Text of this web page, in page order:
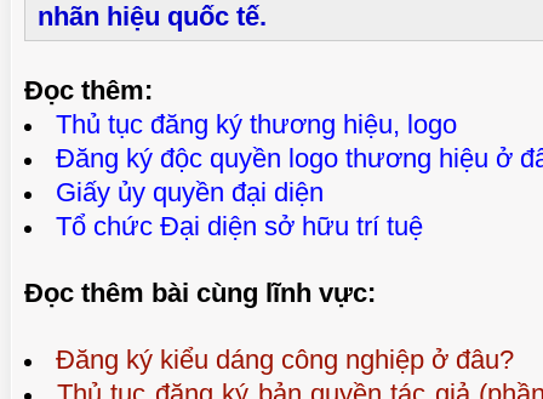
nhãn hiệu quốc tế.
Đọc thêm:
Thủ tục đăng ký thương hiệu, logo
Đăng ký độc quyền logo thương hiệu ở
Giấy ủy quyền đại diện
Tổ chức Đại diện sở hữu trí tuệ
Đọc thêm bài cùng lĩnh vực:
Đăng ký kiểu dáng công nghiệp ở đâu?